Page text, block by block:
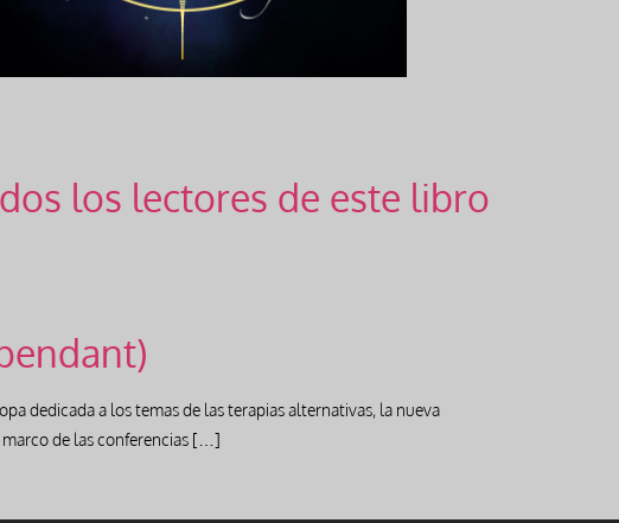
los lectores de este libro
dedicada a los temas de las terapias alternativas, la nueva
marco de las conferencias […]